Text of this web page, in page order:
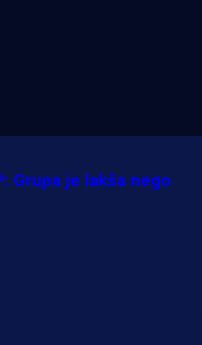
Grupa je lakša nego